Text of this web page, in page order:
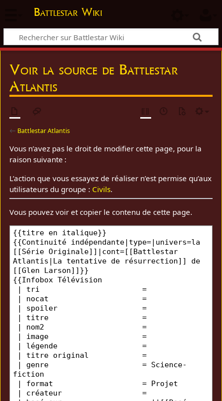
Battlestar Wiki
Voir la source de Battlestar
Atlantis
← Battlestar Atlantis
Vous n’avez pas le droit de modifier cette page, pour la
raison suivante :
L’action que vous essayez de réaliser n’est permise qu’aux
utilisateurs du groupe : Civils.
Vous pouvez voir et copier le contenu de cette page.